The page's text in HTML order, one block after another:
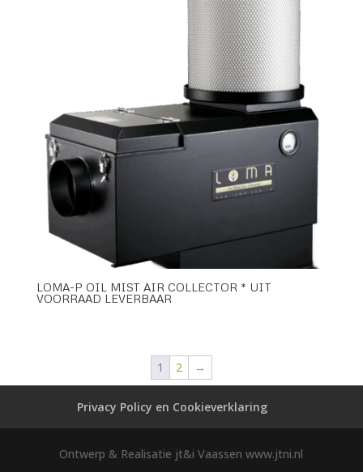
LOMA-P OIL MIST AIR COLLECTOR * UIT
VOORRAAD LEVERBAAR
1 2 →
Privacy Policy en Cookieverklaring
Ontwerp & Realisatie jt&i Vaassen www.jtni.nl